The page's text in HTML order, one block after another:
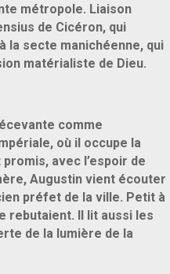
métropole. Liaison
de Cicéron, qui
la secte manichéenne, qui
matérialiste de Dieu.
comme
où il occupe la
avec l’espoir de
Augustin vient écouter
préfet de la ville. Petit à
rebutaient. Il lit aussi les
de la lumière de la